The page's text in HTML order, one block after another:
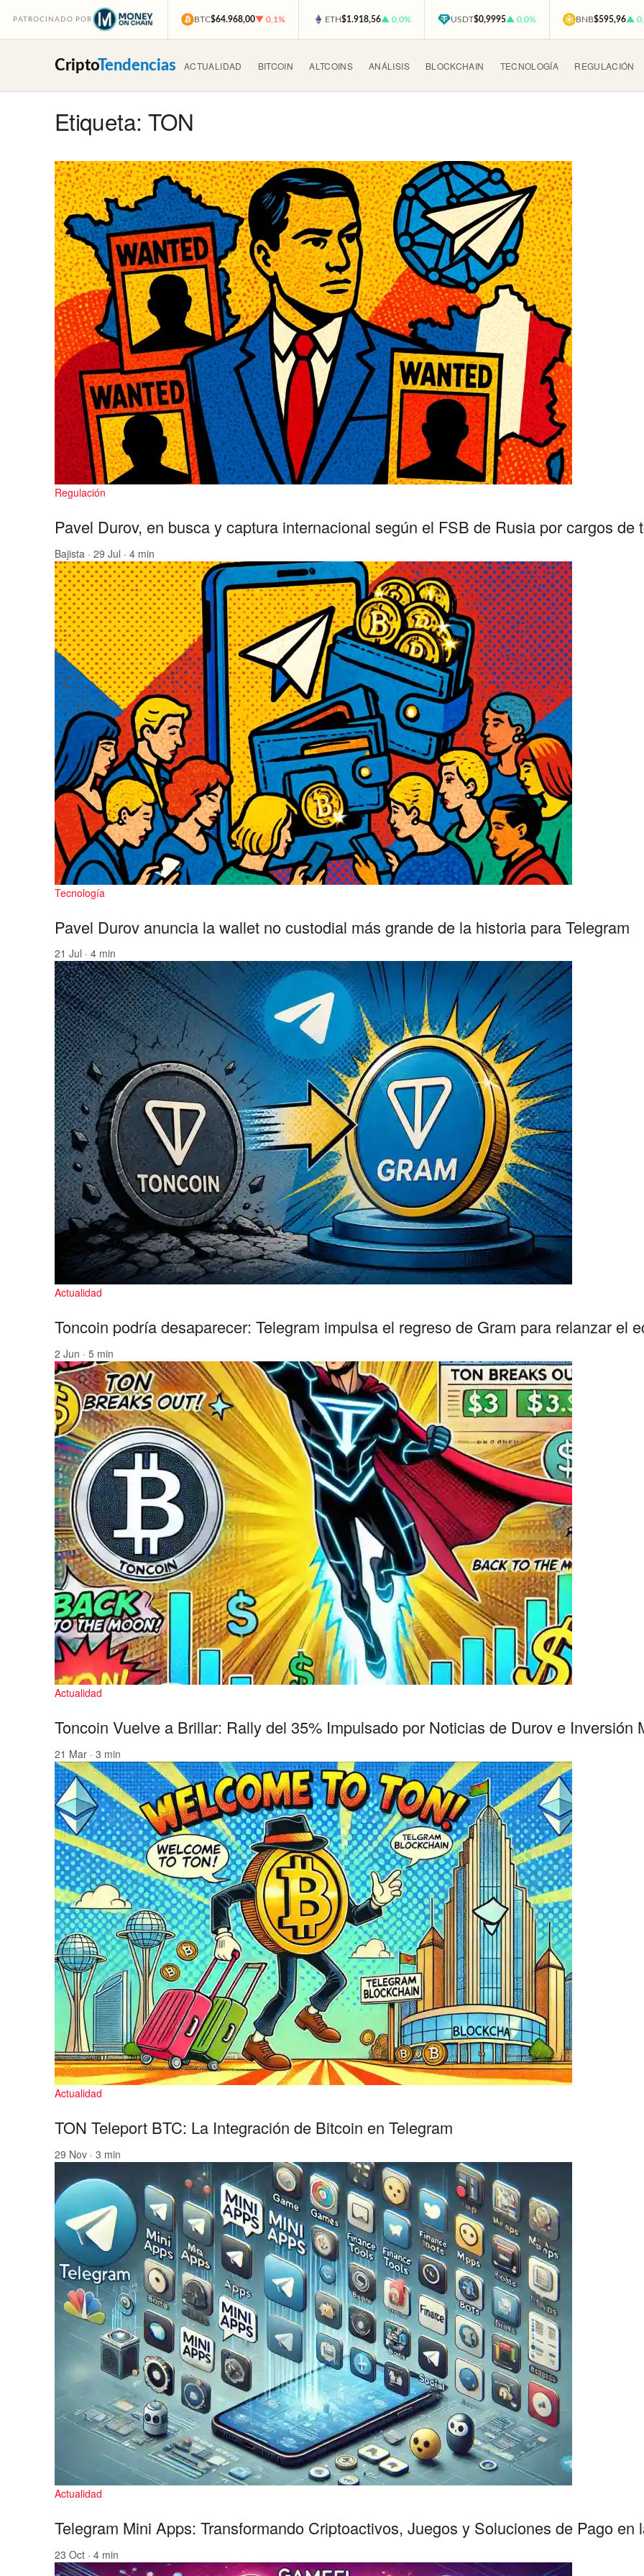
PATROCINADO POR BTC$64.968,00▼ 0,1% ETH$1.918,56▲ 0,0% USDT$0,9995▲ 0,0% BNB$595,96▲
CriptoTendencias ACTUALIDAD BITCOIN ALTCOINS ANÁLISIS BLOCKCHAIN TECNOLOGÍA REGULACIÓN
Etiqueta: TON
Regulación
Pavel Durov, en busca y captura internacional según el FSB de Rusia por cargos de
Bajista · 29 Jul · 4 min
Tecnología
Pavel Durov anuncia la wallet no custodial más grande de la historia para Telegram
21 Jul · 4 min
Actualidad
Toncoin podría desaparecer: Telegram impulsa el regreso de Gram para relanzar el
2 Jun · 5 min
Actualidad
Toncoin Vuelve a Brillar: Rally del 35% Impulsado por Noticias de Durov e Inversión
21 Mar · 3 min
Actualidad
TON Teleport BTC: La Integración de Bitcoin en Telegram
29 Nov · 3 min
Actualidad
Telegram Mini Apps: Transformando Criptoactivos, Juegos y Soluciones de Pago en
23 Oct · 4 min